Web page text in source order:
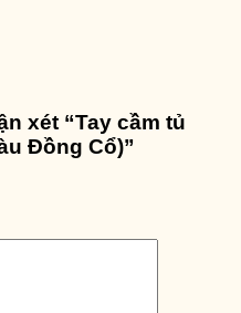
xét “Tay cầm tủ
Đồng Cổ)”